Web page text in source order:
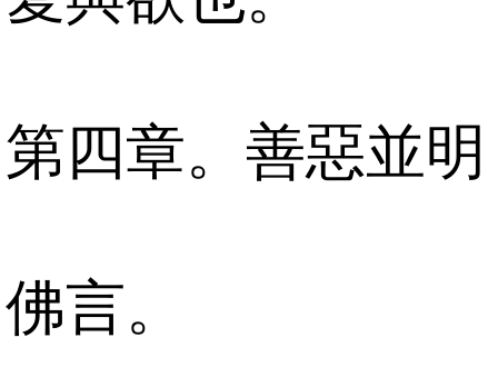
第四章。善惡並明
佛言。